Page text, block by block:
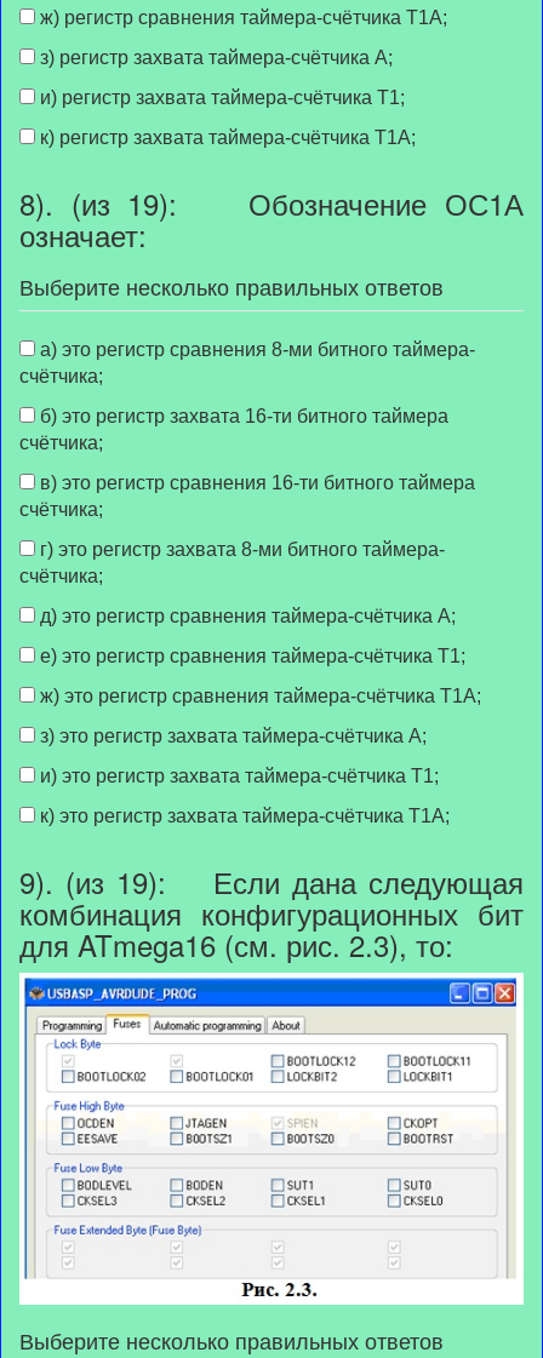
ж) регистр сравнения таймера-счётчика Т1А;
з) регистр захвата таймера-счётчика А;
и) регистр захвата таймера-счётчика Т1;
к) регистр захвата таймера-счётчика Т1А;
8). (из 19): Обозначение ОС1А
означает:
Выберите несколько правильных ответов
счётчика;
счётчика;
счётчика;
счётчика;
д) это регистр сравнения таймера-счётчика А;
е) это регистр сравнения таймера-счётчика Т1;
ж) это регистр сравнения таймера-счётчика Т1А;
з) это регистр захвата таймера-счётчика А;
и) это регистр захвата таймера-счётчика Т1;
к) это регистр захвата таймера-счётчика Т1А;
9). (из 19): Если дана следующая
комбинация конфигурационных бит
для ATmega16 (см. рис. 2.3), то:
Выберите несколько правильных ответов